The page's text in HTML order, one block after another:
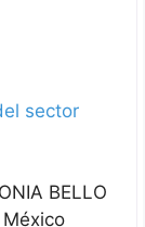
sector
BELLO
México